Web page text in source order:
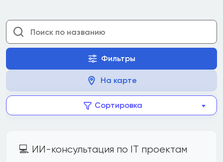
Фильтры
На карте
Сортировка
💻 ИИ-консультация по IT проектам